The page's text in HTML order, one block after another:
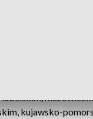
kujawsko-